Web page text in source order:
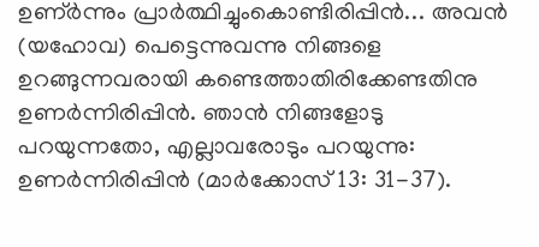
ഉണ്ര്‍ന്നും പ്രാര്‍ത്ഥിച്ചുംകൊണ്ടിരിപ്പിന്‍... അവന്‍
(യഹോവ) പെട്ടെന്നുവന്നു നിങ്ങളെ
ഉറങ്ങുന്നവരായി കണ്ടെത്താതിരിക്കേണ്ടതിനു
ഉണര്‍ന്നിരിപ്പിന്‍. ഞാന്‍ നിങ്ങളോടു
പറയുന്നതോ, എല്ലാവരോടും പറയുന്നു:
ഉണര്‍ന്നിരിപ്പിന്‍ (മാര്‍ക്കോസ് 13: 31-37).